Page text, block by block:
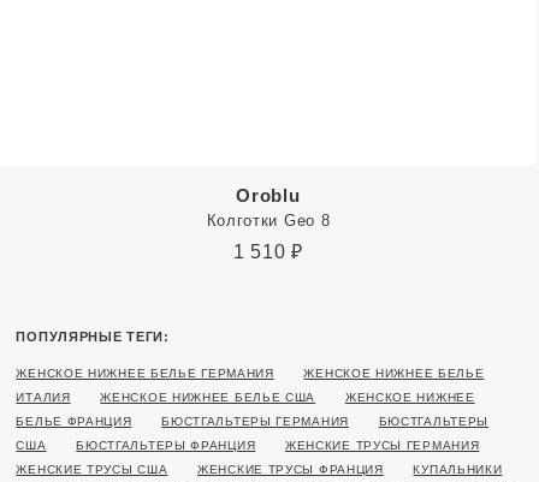
Oroblu
Колготки Geo 8
1 510 ₽
ПОПУЛЯРНЫЕ ТЕГИ:
ЖЕНСКОЕ НИЖНЕЕ БЕЛЬЕ ГЕРМАНИЯ
ЖЕНСКОЕ НИЖНЕЕ БЕЛЬЕ
ИТАЛИЯ
ЖЕНСКОЕ НИЖНЕЕ БЕЛЬЕ США
ЖЕНСКОЕ НИЖНЕЕ
БЕЛЬЕ ФРАНЦИЯ
БЮСТГАЛЬТЕРЫ ГЕРМАНИЯ
БЮСТГАЛЬТЕРЫ
США
БЮСТГАЛЬТЕРЫ ФРАНЦИЯ
ЖЕНСКИЕ ТРУСЫ ГЕРМАНИЯ
ЖЕНСКИЕ ТРУСЫ США
ЖЕНСКИЕ ТРУСЫ ФРАНЦИЯ
КУПАЛЬНИКИ